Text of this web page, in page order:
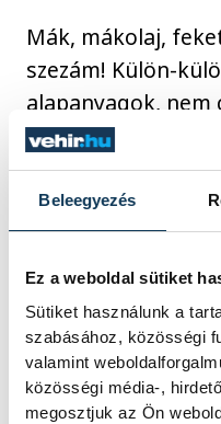
Beleegyezés
Ez a weboldal sütiket
Sütiket használunk a
szabásához, közösségi
valamint
közösségi média-,
megosztjuk az Ön
Mák, mákolaj,
szezám! Külön-
alapanyagok, nem
ismert
ízvilágukban is.
harmonikus
lágy textúra a
édes és a fanyar
kiegyensúlyozzák
A második
(Habcsók